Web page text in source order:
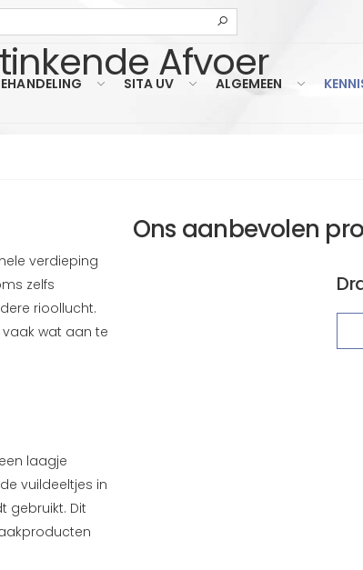
Zoeken
SITA UV ALGEMEEN
Afvoer
verdieping
zelfs
rioollucht.
vaak wat aan te
laagje
vuildeeltjes in
gebruikt. Dit
Ons aanbevolen